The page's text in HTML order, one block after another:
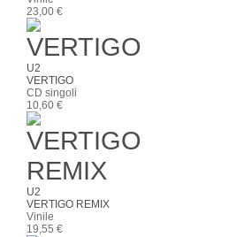
23,00 €
U2
VERTIGO
CD singoli
10,60 €
U2
VERTIGO REMIX
Vinile
19,55 €